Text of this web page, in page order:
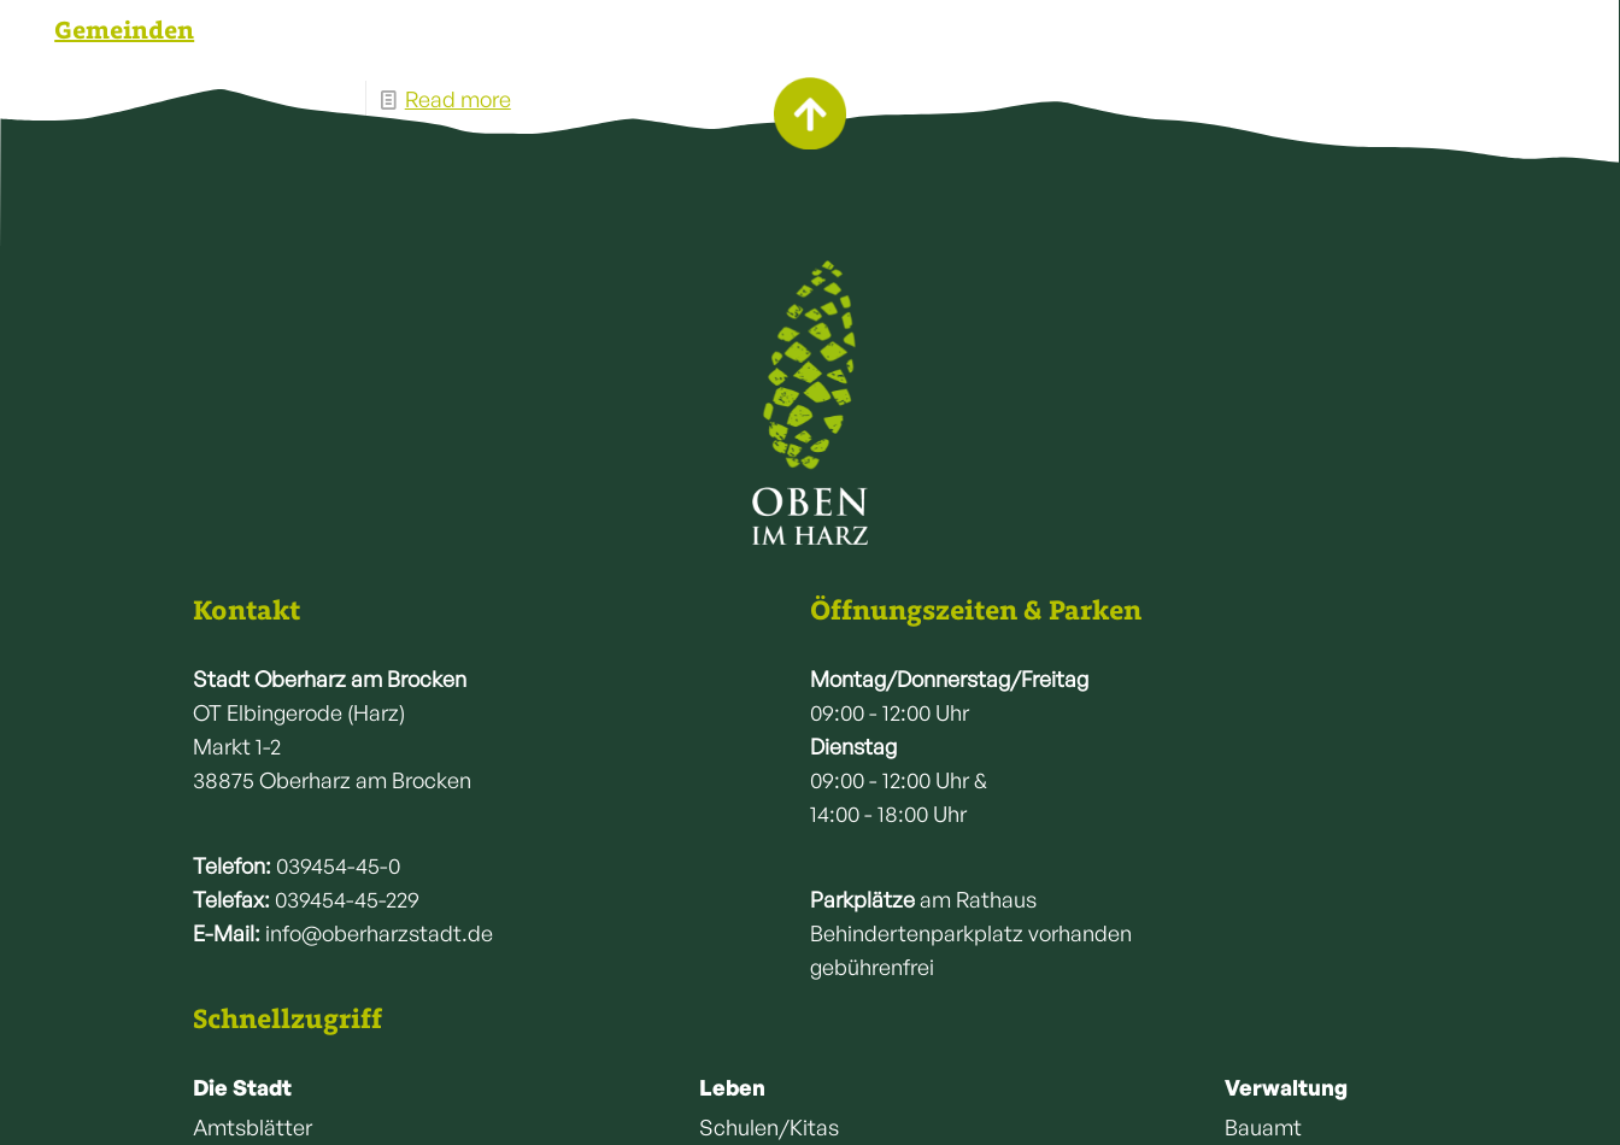
Gemeinden
Read more
Kontakt
Stadt Oberharz am Brocken
OT Elbingerode (Harz)
Markt 1-2
38875 Oberharz am Brocken
Telefon: 039454-45-0
Telefax: 039454-45-229
E-Mail: info@oberharzstadt.de
Öffnungszeiten & Parken
Montag/Donnerstag/Freitag
09:00 - 12:00 Uhr
Dienstag
09:00 - 12:00 Uhr &
14:00 - 18:00 Uhr
Parkplätzeam Rathaus
Behindertenparkplatz vorhanden
gebührenfrei
Schnellzugriff
Die Stadt
Amtsblätter
Leben
Schulen/Kitas
Verwaltung
Bauamt